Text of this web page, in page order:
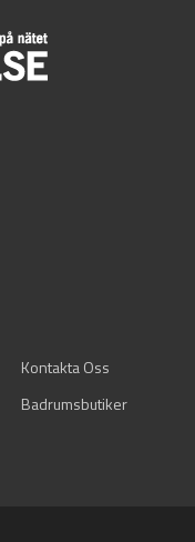
Kontakta Oss
Badrumsbutiker